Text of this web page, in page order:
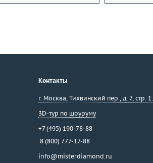
Контакты
г. Москва, Тихвинский пер., д. 7, стр. 1.
3D-тур по шоуруму
+7 (495) 190-78-88
8 (800) 777-17-88
info@misterdiamond.ru